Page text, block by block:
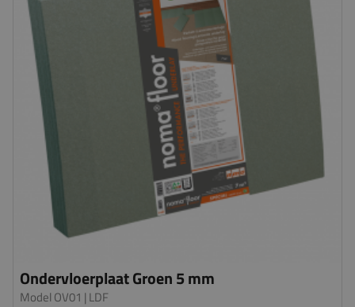
Ondervloerplaat Groen 5 mm
Model OV01 | LDF